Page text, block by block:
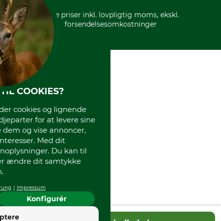
* Alle priser inkl. lovpligtig moms, ekskl.
forsendelsesomkostninger
COOKIES?
cookies og lignende
for at levere sine
og vise annoncer,
Med dit
Du kan til
ændre dit samtykke
Impressum
Konfigurér